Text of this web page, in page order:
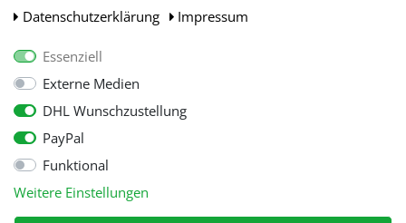
Daten­schutz­erklärung
Impressum
Essenziell
Externe Medien
DHL Wunschzustellung
PayPal
Funktional
Weitere Einstellungen